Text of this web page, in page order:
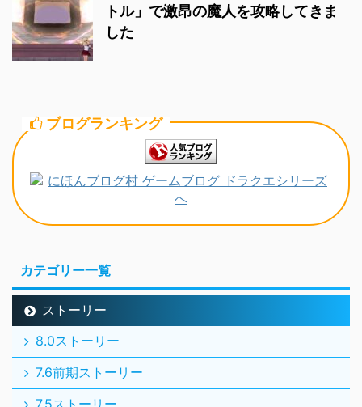
トル」で激昂の魔人を攻略してきま
した
ブログランキング
カテゴリー一覧
ストーリー
8.0ストーリー
7.6前期ストーリー